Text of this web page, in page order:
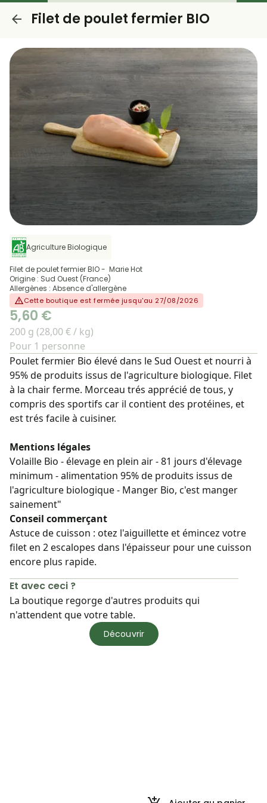
Filet de poulet fermier BIO
Agriculture Biologique
Filet de poulet fermier BIO - Marie Hot
Origine : Sud Ouest (France)
Allergènes : Absence d'allergène
Cette boutique est fermée jusqu'au 27/08/2026
5,60 €
200 g (28,00 € / kg)
Pour 1 personne
Poulet fermier Bio élevé dans le Sud Ouest et nourri à
95% de produits issus de l'agriculture biologique. Filet
à la chair ferme. Morceau trés apprécié de tous, y
compris des sportifs car il contient des protéines, et
est trés facile à cuisiner.
Mentions légales
Volaille Bio - élevage en plein air - 81 jours d'élevage
minimum - alimentation 95% de produits issus de
l'agriculture biologique - Manger Bio, c'est manger
sainement"
Conseil commerçant
Astuce de cuisson : otez l'aiguillette et émincez votre
filet en 2 escalopes dans l'épaisseur pour une cuisson
encore plus rapide.
Et avec ceci ?
La boutique regorge d'autres produits qui
n'attendent que votre table.
Découvrir